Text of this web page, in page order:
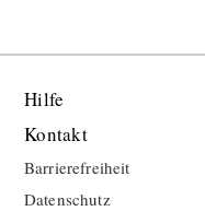
Hilfe
Kontakt
Barrierefreiheit
Datenschutz